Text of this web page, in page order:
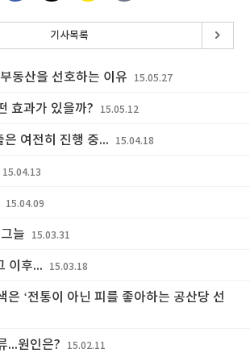
기사목록
동산을 선호하는 이유 15.05.27
효과가 있을까? 15.05.12
여전히 진행 중... 15.04.18
15.04.13
15.04.09
늘 15.03.31
이후... 15.03.18
은 ‘전통이 아닌 피를 좋아하는 공산당 선
...원인은? 15.02.11